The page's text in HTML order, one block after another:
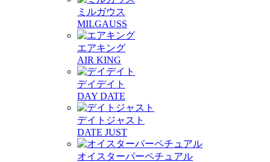
ミルガウス
MILGAUSS
エアキング
AIR KING
デイデイト
DAY DATE
デイトジャスト
DATE JUST
オイスターパーペチュアル